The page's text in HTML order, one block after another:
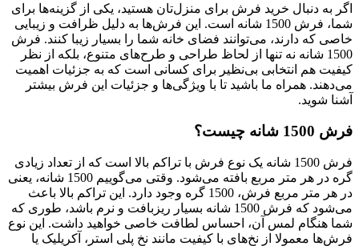
اگر به دنبال خرید فرش برای منزل‌تان هستید، یکی از گزینه‌ها برای
شما، فرش 1500 شانه است. این فرش‌ها به دلیل ظرافت و زیبایی
خاصی که دارند، می‌توانند فضای خانه شما را بسیار زیبا کنند. فرش
1500 شانه نه تنها از لحاظ طراحی و طرح‌های متنوع، بلکه از نظر
کیفیت هم انتخابی بی‌نظیر برای کسانی است که به جزئیات اهمیت
می‌دهند. همراه ما باشید تا با ویژگی‌ها و جزئیات این فرش بیشتر
آشنا شوید.
فرش 1500 شانه چیست؟
فرش 1500 شانه یک نوع فرش با تراکم بالا است که از تعداد زیادی
گره در هر متر مربع بافته می‌شود. وقتی می‌گوییم 1500 شانه، یعنی
در هر متر مربع فرش، 1500 گره وجود دارد. این تراکم بالا باعث
می‌شود که فرش 1500 شانه بسیار ریزبافت و نرم باشد، طوری که
شما هنگام لمس آن، احساس لطافت خاصی خواهید داشت. این نوع
فرش‌ها معمولا از نخ‌های با کیفیت مانند نخ پلی استر، آکریلیک یا